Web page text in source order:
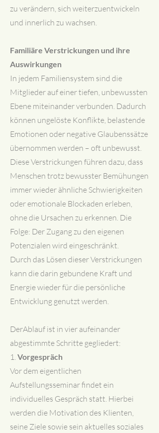
zu verändern, sich weiterzuentwickeln
und innerlich zu wachsen.
Familiäre Verstrickungen und ihre
Auswirkungen
In jedem Familiensystem sind die
Mitglieder auf einer tiefen, unbewussten
Ebene miteinander verbunden. Dadurch
können ungelöste Konflikte, belastende
Emotionen oder negative Glaubenssätze
übernommen werden – oft unbewusst.
Diese Verstrickungen führen dazu, dass
Menschen trotz bewusster Bemühungen
immer wieder ähnliche Schwierigkeiten
oder emotionale Blockaden erleben,
ohne die Ursachen zu erkennen. Die
Folge: Der Zugang zu den eigenen
Potenzialen wird eingeschränkt.
Durch das Lösen dieser Verstrickungen
kann die darin gebundene Kraft und
Energie wieder für die persönliche
Entwicklung genutzt werden.
DerAblauf ist in vier aufeinander
abgestimmte Schritte gegliedert:
1. Vorgespräch
Vor dem eigentlichen
Aufstellungsseminar findet ein
individuelles Gespräch statt. Hierbei
werden die Motivation des Klienten,
seine Ziele sowie sein aktuelles soziales